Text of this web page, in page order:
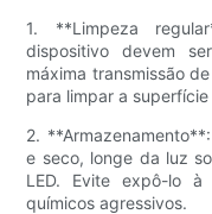
1. **Limpeza
dispositivo devem
máxima transmissão
para limpar a
2.
e seco, longe da luz
LED. Evite expô-lo
químicos agressivos.